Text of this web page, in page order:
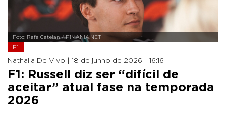
Foto: Rafa Catelan / F1MANIA.NET
F1
Nathalia De Vivo | 18 de junho de 2026 - 16:16
F1: Russell diz ser “difícil de
aceitar” atual fase na temporada
2026